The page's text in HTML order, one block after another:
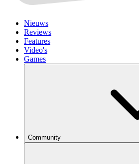
Nieuws
Reviews
Features
Video's
Games
Community